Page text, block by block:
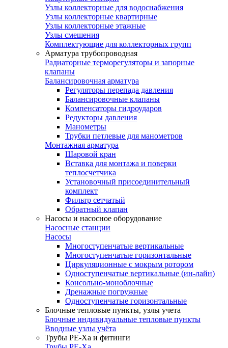
Узлы коллекторные для водоснабжения
Узлы коллекторные квартирные
Узлы коллекторные этажные
Узлы смешения
Комплектующие для коллекторных групп
Арматура трубопроводная
Радиаторные терморегуляторы и запорные
клапаны
Балансировочная арматура
Регуляторы перепада давления
Балансировочные клапаны
Компенсаторы гидроударов
Редукторы давления
Манометры
Трубки петлевые для манометров
Монтажная арматура
Шаровой кран
Вставка для монтажа и поверки
теплосчетчика
Установочный присоединительный
комплект
Фильтр сетчатый
Обратный клапан
Насосы и насосное оборудование
Насосные станции
Насосы
Многоступенчатые вертикальные
Многоступенчатые горизонтальные
Циркуляционные с мокрым ротором
Одноступенчатые вертикальные (ин-лайн)
Консольно-моноблочные
Дренажные погружные
Одноступенчатые горизонтальные
Блочные тепловые пункты, узлы учета
Блочные индивидуальные тепловые пункты
Вводные узлы учёта
Трубы РЕ-Ха и фитинги